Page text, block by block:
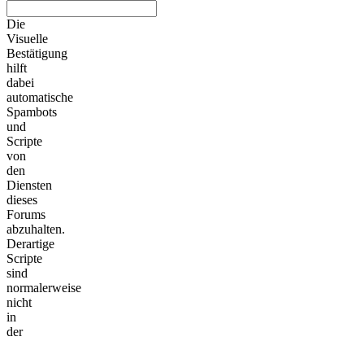
Die
Visuelle
Bestätigung
hilft
dabei
automatische
Spambots
und
Scripte
von
den
Diensten
dieses
Forums
abzuhalten.
Derartige
Scripte
sind
normalerweise
nicht
in
der